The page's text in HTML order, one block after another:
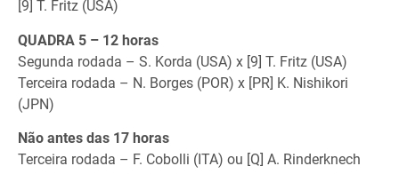
[9] T. Fritz (USA)
QUADRA 5 – 12 horas
Segunda rodada – S. Korda (USA) x [9] T. Fritz (USA)
Terceira rodada – N. Borges (POR) x [PR] K. Nishikori
(JPN)
Não antes das 17 horas
Terceira rodada – F. Cobolli (ITA) ou [Q] A. Rinderknech